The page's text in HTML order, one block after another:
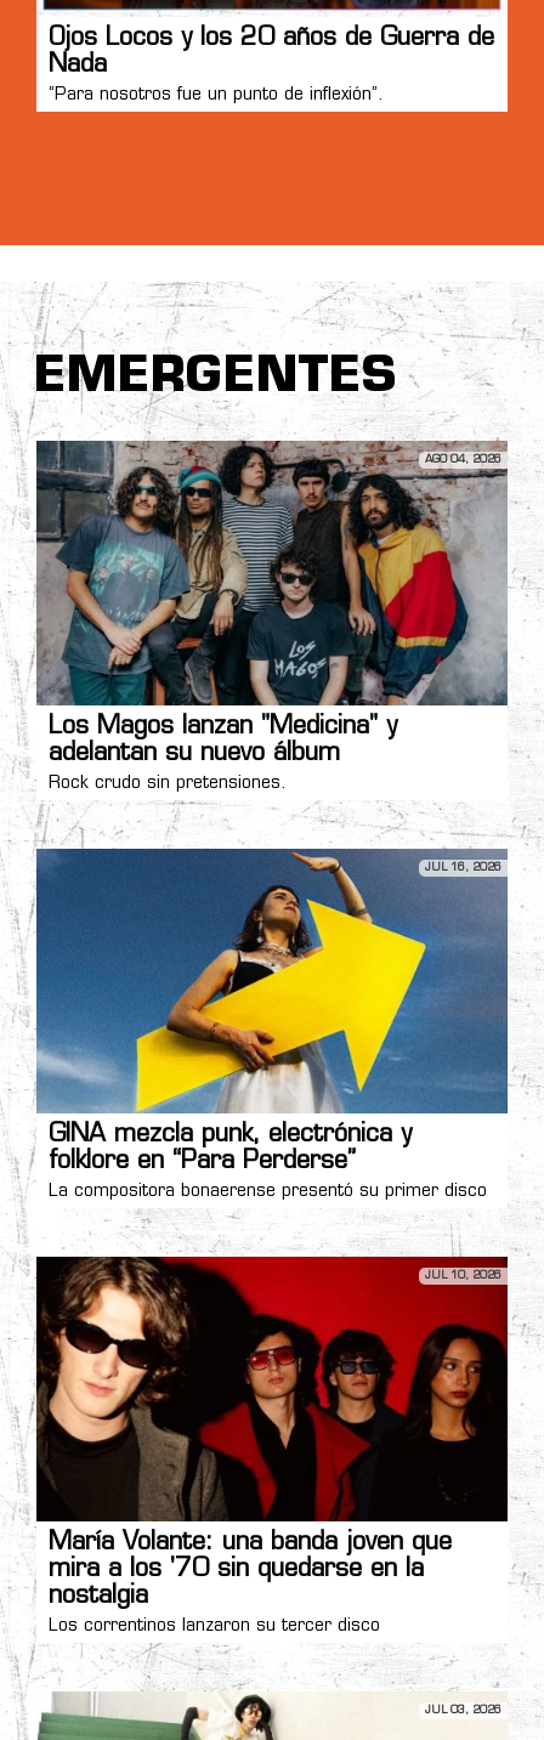
Ojos Locos y los 20 años de Guerra de
Nada
“Para nosotros fue un punto de inflexión”.
EMERGENTES
AGO 04, 2026
Los Magos lanzan "Medicina" y
adelantan su nuevo álbum
Rock crudo sin pretensiones.
JUL 16, 2026
GINA mezcla punk, electrónica y
folklore en “Para Perderse”
La compositora bonaerense presentó su primer disco
JUL 10, 2026
María Volante: una banda joven que
mira a los '70 sin quedarse en la
nostalgia
Los correntinos lanzaron su tercer disco
JUL 03, 2026